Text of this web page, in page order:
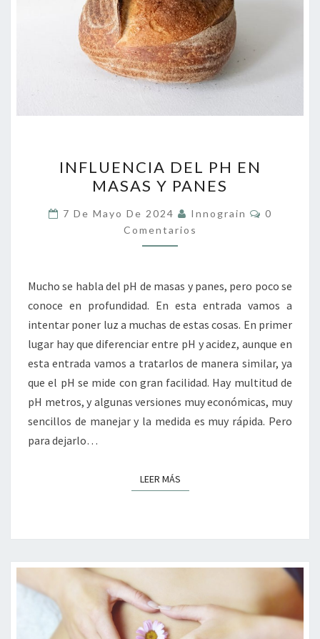
DEL
PH
EN
MASAS
Y
INFLUENCIA DEL PH EN
MASAS Y PANES
7 De Mayo De 2024 Innograin
0
Comentarios
Mucho se habla del pH de masas y panes, pero poco se
conoce en profundidad. En esta entrada vamos a
intentar poner luz a muchas de estas cosas. En primer
lugar hay que diferenciar entre pH y acidez, aunque en
esta entrada vamos a tratarlos de manera similar, ya
que el pH se mide con gran facilidad. Hay multitud de
pH metros, y algunas versiones muy económicas, muy
sencillos de manejar y la medida es muy rápida. Pero
para dejarlo…
LEER MÁSLEER MÁS